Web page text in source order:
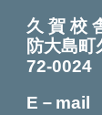
久 賀 校
防大島
72-0024
E－